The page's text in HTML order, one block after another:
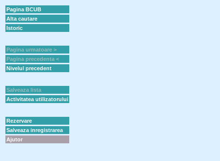
Pagina BCUB
Alta cautare
Istoric
Pagina urmatoare >
Pagina precedenta <
Nivelul precedent
Salveaza lista
Activitatea utilizatorului
Rezervare
Salveaza inregistrarea
Ajutor